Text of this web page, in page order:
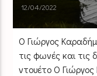
12/04/2022
Ο Γιώργος
τις φωνές και τις
ντουέτο Ο